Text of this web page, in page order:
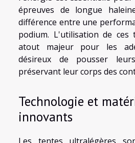
épreuves de longue
différence entre une
podium. L'utilisation de
atout majeur pour les
désireux de pousser
préservant leur corps des
Technologie et
innovants